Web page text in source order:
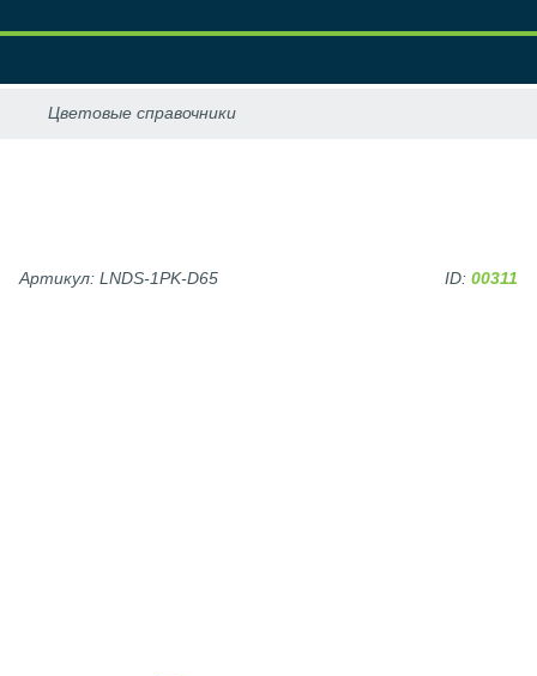
Артикул: LNDS-1PK-D65 ID: 00311